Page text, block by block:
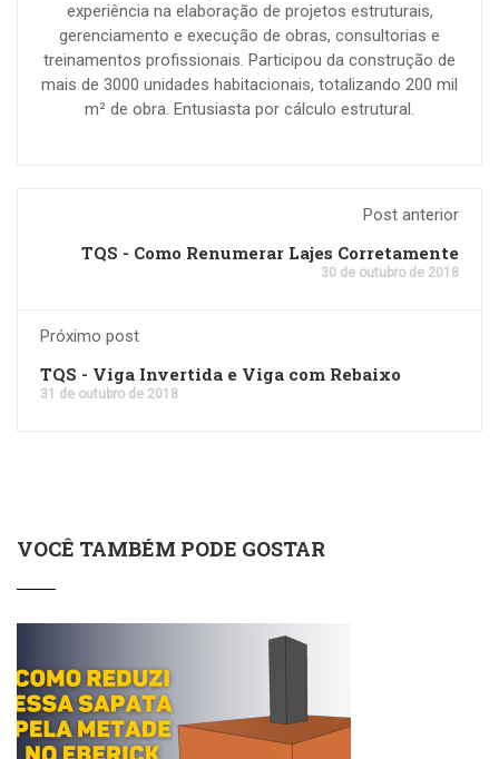
experiência na elaboração de projetos estruturais,
gerenciamento e execução de obras, consultorias e
treinamentos profissionais. Participou da construção de
mais de 3000 unidades habitacionais, totalizando 200 mil
m² de obra. Entusiasta por cálculo estrutural.
Post anterior
TQS - Como Renumerar Lajes Corretamente
30 de outubro de 2018
Próximo post
TQS - Viga Invertida e Viga com Rebaixo
31 de outubro de 2018
VOCÊ TAMBÉM PODE GOSTAR